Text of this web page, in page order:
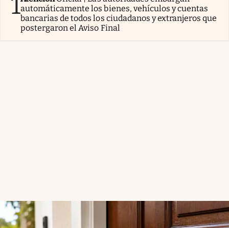
automáticamente los bienes, vehículos y cuentas
bancarias de todos los ciudadanos y extranjeros que
postergaron el Aviso Final